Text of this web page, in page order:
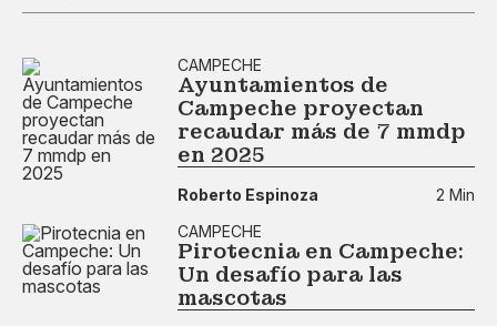
CAMPECHE
Ayuntamientos de
Campeche proyectan
recaudar más de 7 mmdp
en 2025
Roberto Espinoza
2 Min
CAMPECHE
Pirotecnia en Campeche:
Un desafío para las
mascotas